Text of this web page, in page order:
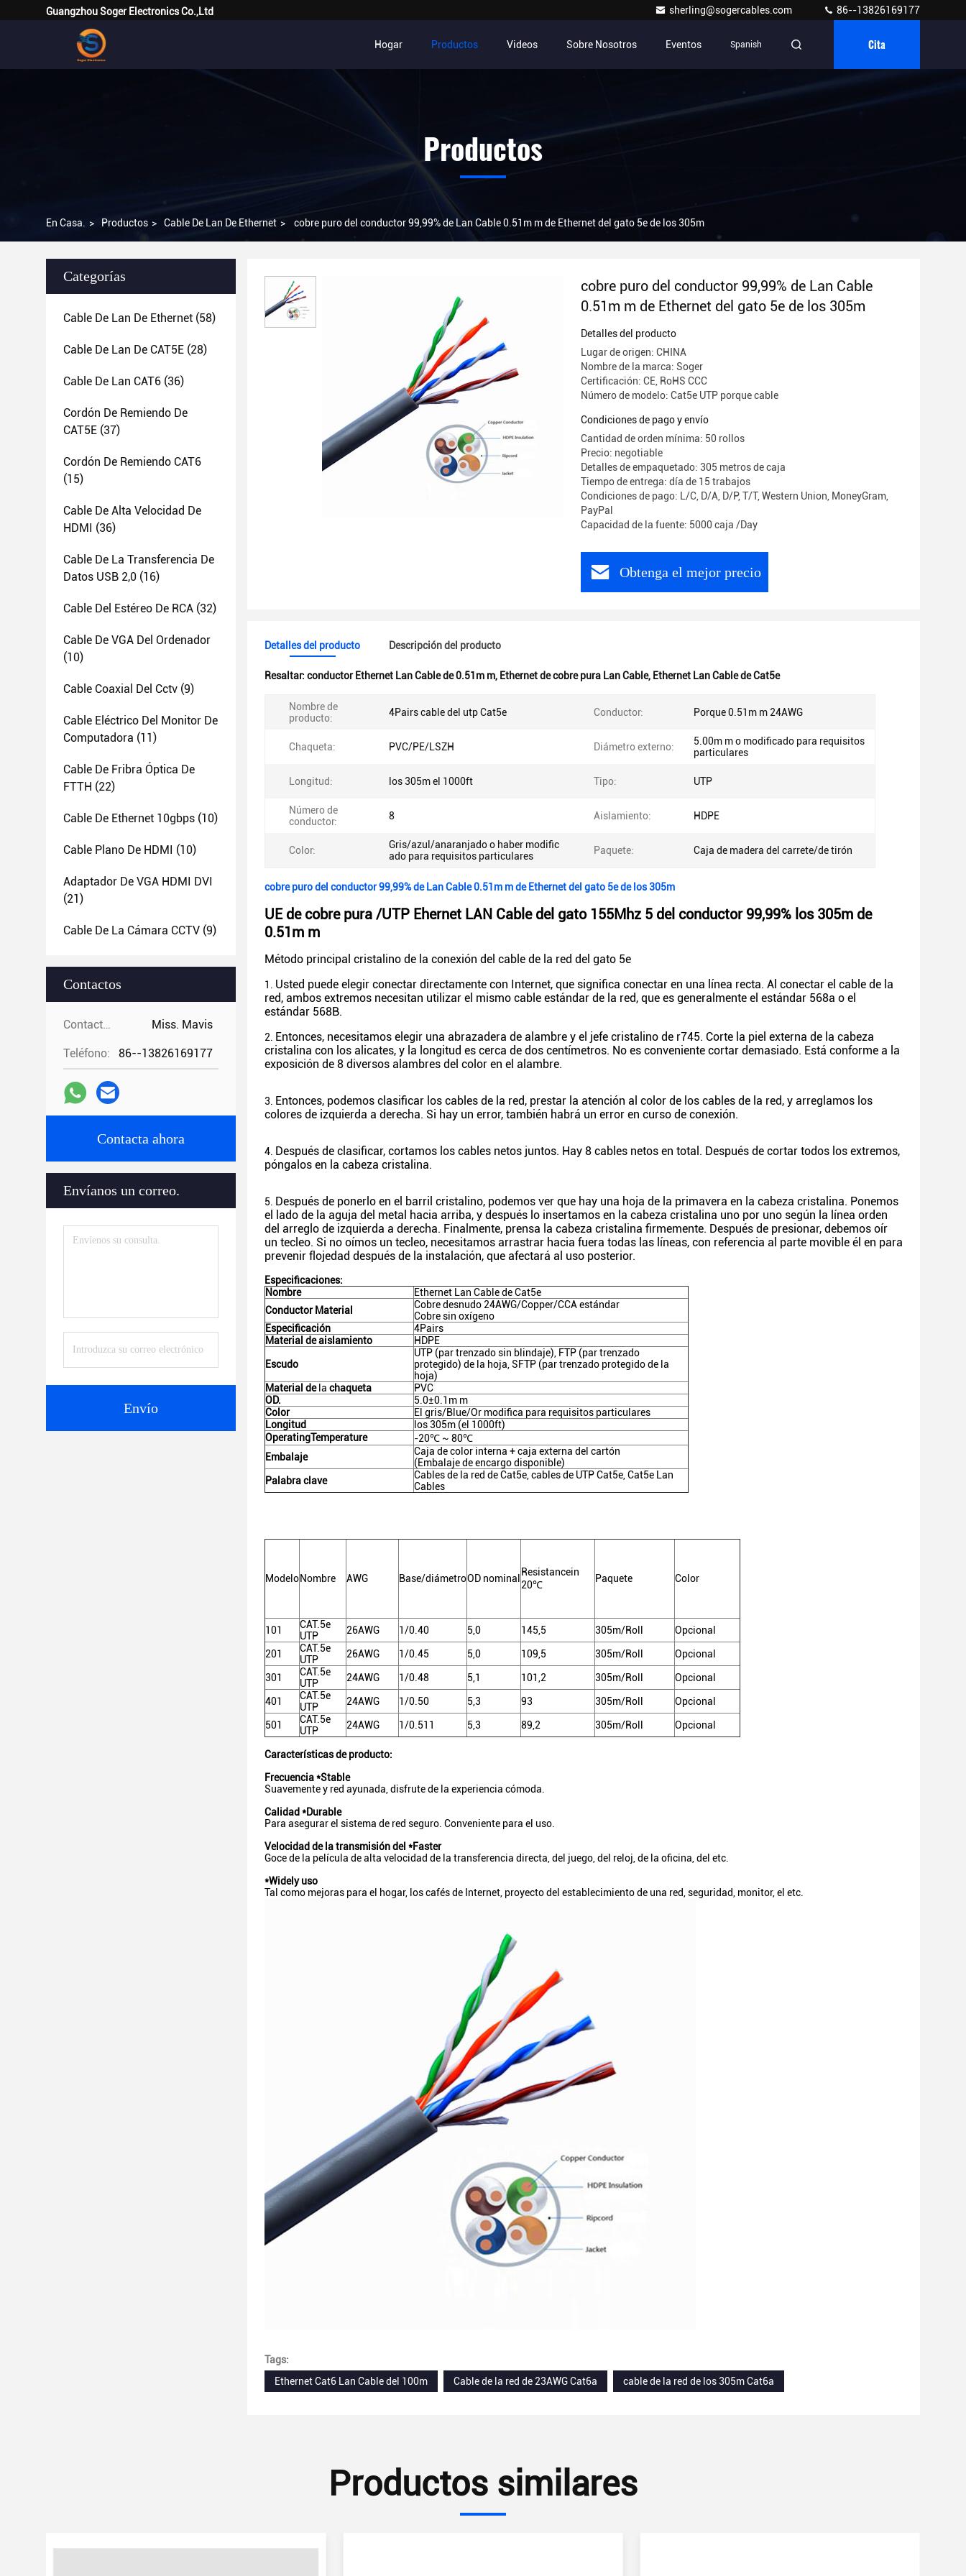
Guangzhou Soger Electronics Co.,Ltd sherling@sogercables.com 86--13826169177
Hogar Productos Videos Sobre Nosotros Eventos Spanish Cita
Productos
En Casa. > Productos > Cable De Lan De Ethernet > cobre puro del conductor 99,99% de Lan Cable 0.51m m de Ethernet del gato 5e de los 305m
Categorías
Cable De Lan De Ethernet (58)
Cable De Lan De CAT5E (28)
Cable De Lan CAT6 (36)
Cordón De Remiendo De
CAT5E (37)
Cordón De Remiendo CAT6
(15)
Cable De Alta Velocidad De
HDMI (36)
Cable De La Transferencia De
Datos USB 2,0 (16)
Cable Del Estéreo De RCA (32)
Cable De VGA Del Ordenador
(10)
Cable Coaxial Del Cctv (9)
Cable Eléctrico Del Monitor De
Computadora (11)
Cable De Fribra Óptica De
FTTH (22)
Cable De Ethernet 10gbps (10)
Cable Plano De HDMI (10)
Adaptador De VGA HDMI DVI
(21)
Cable De La Cámara CCTV (9)
Contactos
Contactos: Miss. Mavis
Teléfono: 86--13826169177
Contacta ahora
Envíanos un correo.
Envío
cobre puro del conductor 99,99% de Lan Cable
0.51m m de Ethernet del gato 5e de los 305m
Detalles del producto
Lugar de origen: CHINA
Nombre de la marca: Soger
Certificación: CE, RoHS CCC
Número de modelo: Cat5e UTP porque cable
Condiciones de pago y envío
Cantidad de orden mínima: 50 rollos
Precio: negotiable
Detalles de empaquetado: 305 metros de caja
Tiempo de entrega: día de 15 trabajos
Condiciones de pago: L/C, D/A, D/P, T/T, Western Union, MoneyGram,
PayPal
Capacidad de la fuente: 5000 caja /Day
Obtenga el mejor precio
Detalles del producto Descripción del producto
Resaltar: conductor Ethernet Lan Cable de 0.51m m, Ethernet de cobre pura Lan Cable, Ethernet Lan Cable de Cat5e
Nombre de
producto:
4Pairs cable del utp Cat5e Conductor: Porque 0.51m m 24AWG
Chaqueta: PVC/PE/LSZH Diámetro externo:
5.00m m o modificado para requisitos
particulares
Longitud: los 305m el 1000ft Tipo: UTP
Número de
conductor:
8 Aislamiento: HDPE
Color:
Gris/azul/anaranjado o haber modific
ado para requisitos particulares
Paquete: Caja de madera del carrete/de tirón
cobre puro del conductor 99,99% de Lan Cable 0.51m m de Ethernet del gato 5e de los 305m
UE de cobre pura /UTP Ehernet LAN Cable del gato 155Mhz 5 del conductor 99,99% los 305m de
0.51m m
Método principal cristalino de la conexión del cable de la red del gato 5e
1. Usted puede elegir conectar directamente con Internet, que significa conectar en una línea recta. Al conectar el cable de la
red, ambos extremos necesitan utilizar el mismo cable estándar de la red, que es generalmente el estándar 568a o el
estándar 568B.
2. Entonces, necesitamos elegir una abrazadera de alambre y el jefe cristalino de r745. Corte la piel externa de la cabeza
cristalina con los alicates, y la longitud es cerca de dos centímetros. No es conveniente cortar demasiado. Está conforme a la
exposición de 8 diversos alambres del color en el alambre.
3. Entonces, podemos clasificar los cables de la red, prestar la atención al color de los cables de la red, y arreglamos los
colores de izquierda a derecha. Si hay un error, también habrá un error en curso de conexión.
4. Después de clasificar, cortamos los cables netos juntos. Hay 8 cables netos en total. Después de cortar todos los extremos,
póngalos en la cabeza cristalina.
5. Después de ponerlo en el barril cristalino, podemos ver que hay una hoja de la primavera en la cabeza cristalina. Ponemos
el lado de la aguja del metal hacia arriba, y después lo insertamos en la cabeza cristalina uno por uno según la línea orden
del arreglo de izquierda a derecha. Finalmente, prensa la cabeza cristalina firmemente. Después de presionar, debemos oír
un tecleo. Si no oímos un tecleo, necesitamos arrastrar hacia fuera todas las líneas, con referencia al parte movible él en para
prevenir flojedad después de la instalación, que afectará al uso posterior.
Especificaciones:
Nombre
Ethernet Lan Cable de Cat5e
Conductor Material
Cobre desnudo 24AWG/Copper/CCA estándar
Cobre sin oxígeno
Especificación
4Pairs
Material de aislamiento
HDPE
Escudo
UTP (par trenzado sin blindaje), FTP (par trenzado
protegido) de la hoja, SFTP (par trenzado protegido de la
hoja)
Material dela chaqueta
PVC
OD.
5.0±0.1m m
Color
El gris/Blue/Or modifica para requisitos particulares
Longitud
los 305m (el 1000ft)
OperatingTemperature
-20℃ ~ 80℃
Embalaje
Caja de color interna + caja externa del cartón
(Embalaje de encargo disponible)
Palabra clave
Cables de la red de Cat5e, cables de UTP Cat5e, Cat5e Lan
Cables
ModeloNombre AWG Base/diámetroOD nominal
Resistancein
20℃
Paquete Color
101
CAT.5e
UTP
26AWG 1/0.40 5,0 145,5 305m/Roll Opcional
201
CAT.5e
UTP
26AWG 1/0.45 5,0 109,5 305m/Roll Opcional
301
CAT.5e
UTP
24AWG 1/0.48 5,1 101,2 305m/Roll Opcional
401
CAT.5e
UTP
24AWG 1/0.50 5,3 93 305m/Roll Opcional
501
CAT.5e
UTP
24AWG 1/0.511 5,3 89,2 305m/Roll Opcional
Características de producto:
Frecuencia *Stable
Suavemente y red ayunada, disfrute de la experiencia cómoda.
Calidad *Durable
Para asegurar el sistema de red seguro. Conveniente para el uso.
Velocidad de la transmisión del *Faster
Goce de la película de alta velocidad de la transferencia directa, del juego, del reloj, de la oficina, del etc.
*Widely uso
Tal como mejoras para el hogar, los cafés de Internet, proyecto del establecimiento de una red, seguridad, monitor, el etc.
Tags:
Ethernet Cat6 Lan Cable del 100m
Cable de la red de 23AWG Cat6a cable de la red de los 305m Cat6a
Productos similares